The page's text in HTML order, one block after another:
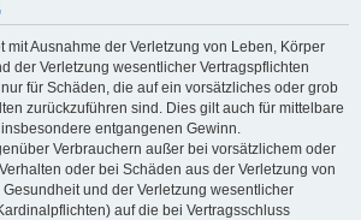
mit Ausnahme der Verletzung von Leben, Körper
der Verletzung wesentlicher Vertragspflichten
für Schäden, die auf ein vorsätzliches oder grob
zurückzuführen sind. Dies gilt auch für mittelbare
entgangenen Gewinn.
Verbrauchern außer bei vorsätzlichem oder
oder bei Schäden aus der Verletzung von
und der Verletzung wesentlicher
auf die bei Vertragsschluss